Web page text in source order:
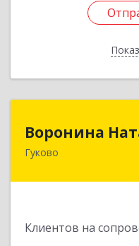
Воронина
Гуково
Клиентов на
Воронина